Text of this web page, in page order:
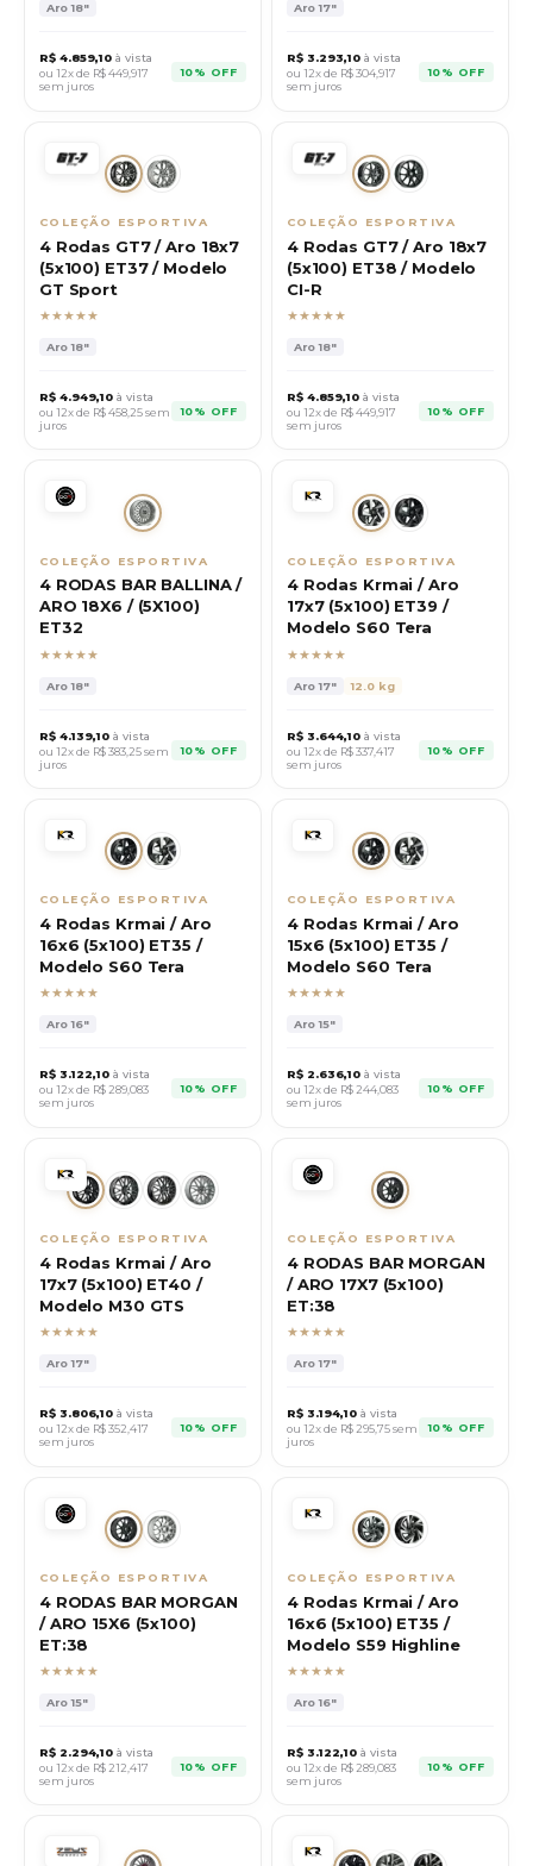
Aro18"
R$ 4.859,10 à vista
ou 12x de R$449,917
sem juros
10% OFF
Aro17"
R$ 3.293,10 à vista
ou 12x de R$304,917
sem juros
10% OFF
COLEÇÃO ESPORTIVA
4 Rodas GT7 / Aro 18x7
(5x100) ET37 / Modelo
GT Sport
★★★★★
Aro18"
R$ 4.949,10 à vista
ou 12x de R$458,25sem
juros
10% OFF
COLEÇÃO ESPORTIVA
4 Rodas GT7 / Aro 18x7
(5x100) ET38 / Modelo
CI-R
★★★★★
Aro18"
R$ 4.859,10 à vista
ou 12x de R$449,917
sem juros
10% OFF
COLEÇÃO ESPORTIVA
4 RODAS BAR BALLINA /
ARO 18X6 / (5X100)
ET32
★★★★★
Aro18"
R$ 4.139,10 à vista
ou 12x de R$383,25sem
juros
10% OFF
COLEÇÃO ESPORTIVA
4 Rodas Krmai / Aro
17x7 (5x100) ET39 /
Modelo S60 Tera
★★★★★
Aro17" 12.0 kg
R$ 3.644,10 à vista
ou 12x de R$337,417
sem juros
10% OFF
COLEÇÃO ESPORTIVA
4 Rodas Krmai / Aro
16x6 (5x100) ET35 /
Modelo S60 Tera
★★★★★
Aro16"
R$ 3.122,10 à vista
ou 12x de R$289,083
sem juros
10% OFF
COLEÇÃO ESPORTIVA
4 Rodas Krmai / Aro
15x6 (5x100) ET35 /
Modelo S60 Tera
★★★★★
Aro15"
R$ 2.636,10 à vista
ou 12x de R$244,083
sem juros
10% OFF
COLEÇÃO ESPORTIVA
4 Rodas Krmai / Aro
17x7 (5x100) ET40 /
Modelo M30 GTS
★★★★★
Aro17"
R$ 3.806,10 à vista
ou 12x de R$352,417
sem juros
10% OFF
COLEÇÃO ESPORTIVA
4 RODAS BAR MORGAN
/ ARO 17X7 (5x100)
ET:38
★★★★★
Aro17"
R$ 3.194,10 à vista
ou 12x de R$ 295,75sem
juros
10% OFF
COLEÇÃO ESPORTIVA
4 RODAS BAR MORGAN
/ ARO 15X6 (5x100)
ET:38
★★★★★
Aro15"
R$ 2.294,10 à vista
ou 12x de R$ 212,417
sem juros
10% OFF
COLEÇÃO ESPORTIVA
4 Rodas Krmai / Aro
16x6 (5x100) ET35 /
Modelo S59 Highline
★★★★★
Aro16"
R$ 3.122,10 à vista
ou 12x de R$ 289,083
sem juros
10% OFF